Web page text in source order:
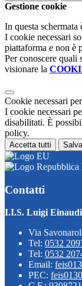
Gestione cookie
In questa
I cookie necessari
piattaforma e non è
Per conoscere quali
visionare la
Cookie necessari
I cookie necessari
disabilitati. È
policy.
Accetta tutti
Contatti
I.I.S. Luigi Einaudi
Via
Tel: 0532
Tel: 0532
Email:
PEC: